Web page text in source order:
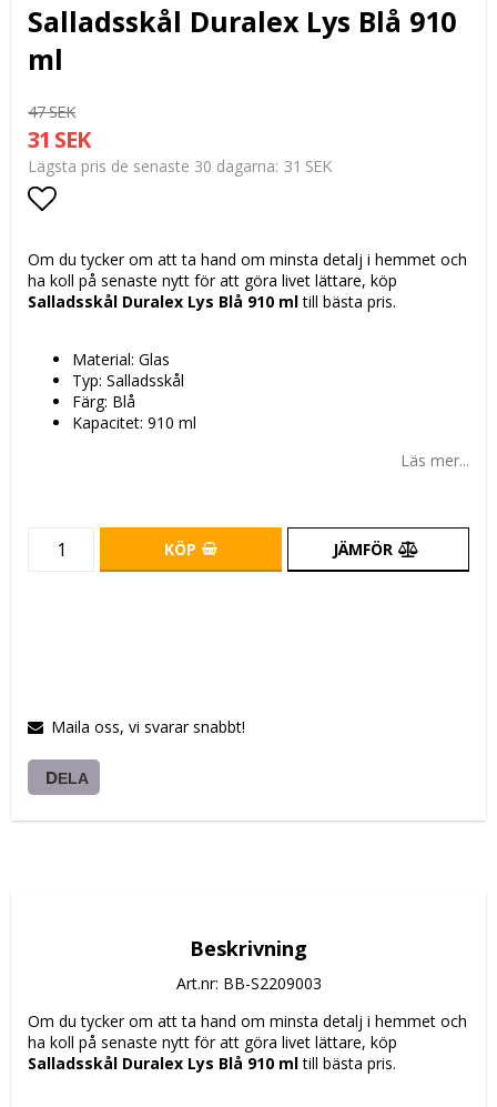
Salladsskål Duralex Lys Blå 910
ml
47 SEK
31 SEK
Lägsta pris de senaste 30 dagarna 31 SEK
Om du tycker om att ta hand om minsta detalj i hemmet och
ha koll på senaste nytt för att göra livet lättare, köp
Salladsskål Duralex Lys Blå 910 mltill bästa pris.
Material: Glas
Typ: Salladsskål
Färg: Blå
Kapacitet: 910 ml
Läs mer...
KÖP JÄMFÖR
Maila oss, vi svarar snabbt!
DELA
Beskrivning
Art.nr: BB-S2209003
Om du tycker om att ta hand om minsta detalj i hemmet och
Salladsskål Duralex Lys Blå 910 ml till bästa pris.